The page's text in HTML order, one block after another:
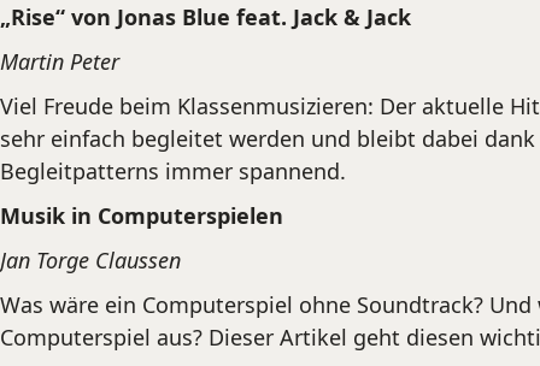
„Rise“ von Jonas Blue feat. Jack & Jack
Martin Peter
Viel Freude beim Klassenmusizieren: Der aktuelle
sehr einfach begleitet werden und bleibt dabei
Begleitpatterns immer spannend.
Musik in Computerspielen
Jan Torge Claussen
Was wäre ein Computerspiel ohne Soundtrack?
Computerspiel aus? Dieser Artikel geht diesen